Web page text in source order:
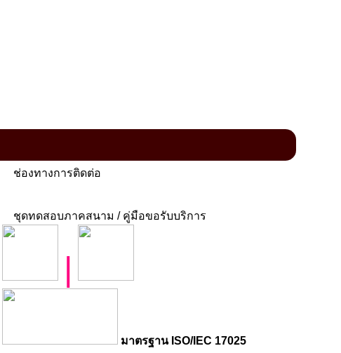
ช่องทางการติดต่อ
ชุดทดสอบภาคสนาม / คู่มือขอรับบริการ
มาตรฐาน ISO/IEC 17025